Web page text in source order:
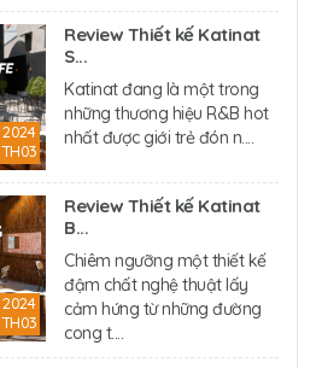
2024
TH03
Review Thiết kế Katinat
S...
Katinat đang là một trong
những thương hiệu R&B hot
nhất được giới trẻ đón n....
2024
TH03
Review Thiết kế Katinat
B...
Chiêm ngưỡng một thiết kế
đậm chất nghệ thuật lấy
cảm hứng từ những đường
cong t....